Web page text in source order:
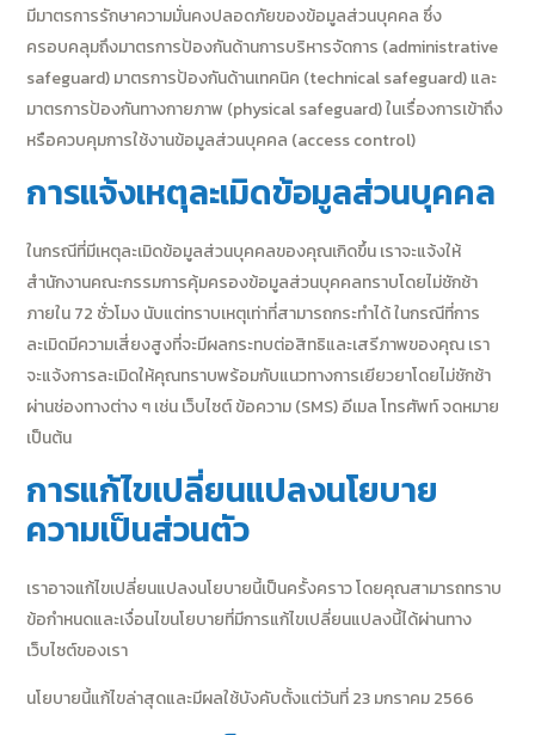
มีมาตรการรักษาความมั่นคงปลอดภัยของข้อมูลส่วนบุคคล ซึ่ง
ครอบคลุมถึงมาตรการป้องกันด้านการบริหารจัดการ (administrative
safeguard) มาตรการป้องกันด้านเทคนิค (technical safeguard) และ
มาตรการป้องกันทางกายภาพ (physical safeguard) ในเรื่องการเข้าถึง
หรือควบคุมการใช้งานข้อมูลส่วนบุคคล (access control)
การแจ้งเหตุละเมิดข้อมูลส่วนบุคคล
ในกรณีที่มีเหตุละเมิดข้อมูลส่วนบุคคลของคุณเกิดขึ้น เราจะแจ้งให้
สำนักงานคณะกรรมการคุ้มครองข้อมูลส่วนบุคคลทราบโดยไม่ชักช้า
ภายใน 72 ชั่วโมง นับแต่ทราบเหตุเท่าที่สามารถกระทำได้ ในกรณีที่การ
ละเมิดมีความเสี่ยงสูงที่จะมีผลกระทบต่อสิทธิและเสรีภาพของคุณ เรา
จะแจ้งการละเมิดให้คุณทราบพร้อมกับแนวทางการเยียวยาโดยไม่ชักช้า
ผ่านช่องทางต่าง ๆ เช่น เว็บไซต์ ข้อความ (SMS) อีเมล โทรศัพท์ จดหมาย
เป็นต้น
การแก้ไขเปลี่ยนแปลงนโยบาย
ความเป็นส่วนตัว
เราอาจแก้ไขเปลี่ยนแปลงนโยบายนี้เป็นครั้งคราว โดยคุณสามารถทราบ
ข้อกำหนดและเงื่อนไขนโยบายที่มีการแก้ไขเปลี่ยนแปลงนี้ได้ผ่านทาง
เว็บไซต์ของเรา
นโยบายนี้แก้ไขล่าสุดและมีผลใช้บังคับตั้งแต่วันที่ 23 มกราคม 2566